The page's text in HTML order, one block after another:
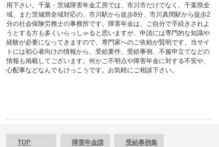
用下さい。千葉・茨城障害年金工房では、市川市だけでなく、千葉県全
域、また茨城県全域対応の、市川駅から徒歩8分、市川真間駅から徒歩2
分の社会保険労務士の事務所です。障害年金は、ご自分で手続きされよ
うとする方も多くいらっしゃると思いますが、申請には専門的な知識や
経験が必要になってきますので、専門家へのご依頼が賢明です。当サイ
トには初心者向けの情報から、受給要件、受給事例、不服申立てなどの
情報も掲載してございます。何かご不明点や障害年金に対する不安や、
心配事などなんでもけっこうです。お気軽にご相談下さい。
TOP
障害年金請
受給事例集